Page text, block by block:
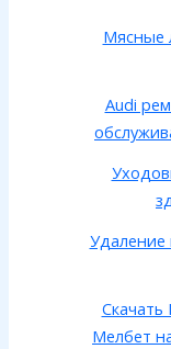
Мясные
Audi
Удаление
Мелбет